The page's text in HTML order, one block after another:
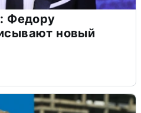
Федору
новый